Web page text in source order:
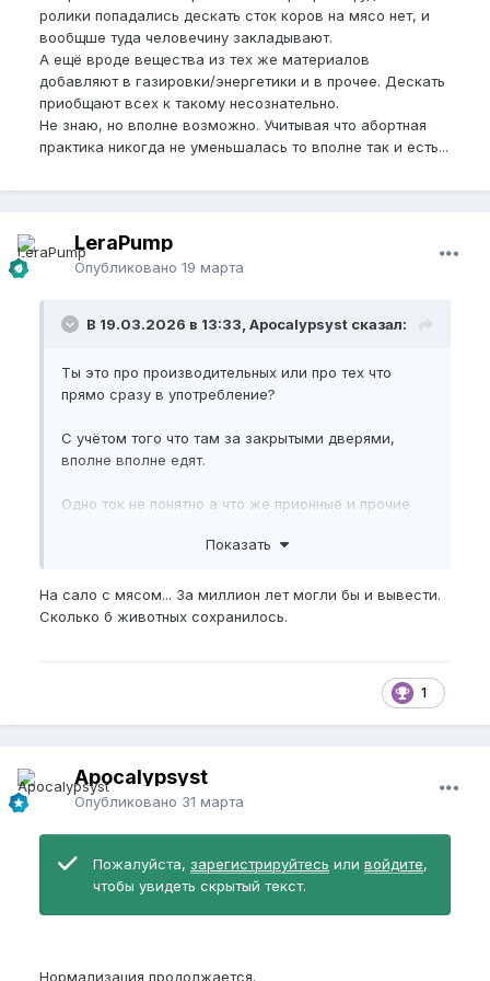
ролики попадались дескать сток коров на мясо нет, и
вообщше туда человечину закладывают.
А ещё вроде вещества из тех же материалов
добавляют в газировки/энергетики и в прочее. Дескать
приобщают всех к такому несознательно.
Не знаю, но вполне возможно. Учитывая что абортная
практика никогда не уменьшалась то вполне так и есть...
LeraPump
Опубликовано 19 марта
В 19.03.2026 в 13:33, Apocalypsyst сказал:
Ты это про производительных или про тех что
прямо сразу в употребление?
С учётом того что там за закрытыми дверями,
вполне вполне едят.
Одно ток не понятно а что же прионные и прочие
лекарства есть? Как дяду эпу не взяло...
Или наука обманывает чтобы ток сведущие
питались...
как свинина...А свинина в целом такая себе еда,
если не свежая, и хорошо не обработать тебе и
запашок и вкус противный...
И вот Ганнибалы тоже поэтмоу не понятный как он
так не заболел...Это же легче лёгкого даже если
"требуху" не есть...
Одно только ясно в сыром свежем виде не
обработанном такое съесть я бы лично не смог...
Да и в целом тушки думаю такие себе.
Показать
На сало с мясом... За миллион лет могли бы и вывести.
Сколько б животных сохранилось.
1
Apocalypsyst
Опубликовано 31 марта
Пожалуйста, зарегистрируйтесь или войдите,
чтобы увидеть скрытый текст.
Нормализация продолжается.